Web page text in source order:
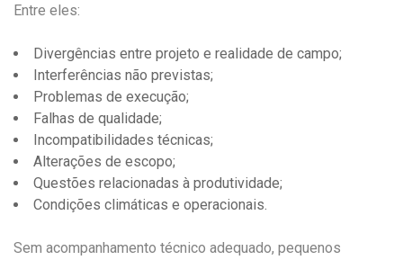
Entre eles:
Divergências entre projeto e realidade de campo;
Interferências não previstas;
Problemas de execução;
Falhas de qualidade;
Incompatibilidades técnicas;
Alterações de escopo;
Questões relacionadas à produtividade;
Condições climáticas e operacionais.
Sem acompanhamento técnico adequado, pequenos